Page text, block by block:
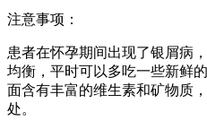
注意事项：
患者在怀孕期间出现了银屑病
均衡，平时可以多吃一些新鲜
面含有丰富的维生素和矿物质
处。